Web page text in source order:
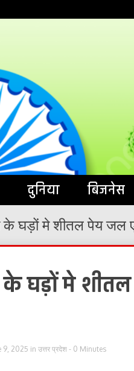
दुनिया बिजनेस
के घड़ों मे शीतल पेय जल
के घड़ों मे
9, 2025 in उत्तर प्रदेश - 0 Minutes